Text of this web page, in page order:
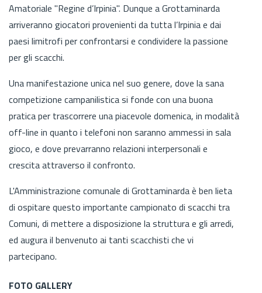
Amatoriale "Regine d’Irpinia". Dunque a Grottaminarda
arriveranno giocatori provenienti da tutta l’Irpinia e dai
paesi limitrofi per confrontarsi e condividere la passione
per gli scacchi.
Una manifestazione unica nel suo genere, dove la sana
competizione campanilistica si fonde con una buona
pratica per trascorrere una piacevole domenica, in modalità
off-line in quanto i telefoni non saranno ammessi in sala
gioco, e dove prevarranno relazioni interpersonali e
crescita attraverso il confronto.
L'Amministrazione comunale di Grottaminarda è ben lieta
di ospitare questo importante campionato di scacchi tra
Comuni, di mettere a disposizione la struttura e gli arredi,
ed augura il benvenuto ai tanti scacchisti che vi
partecipano.
FOTO GALLERY